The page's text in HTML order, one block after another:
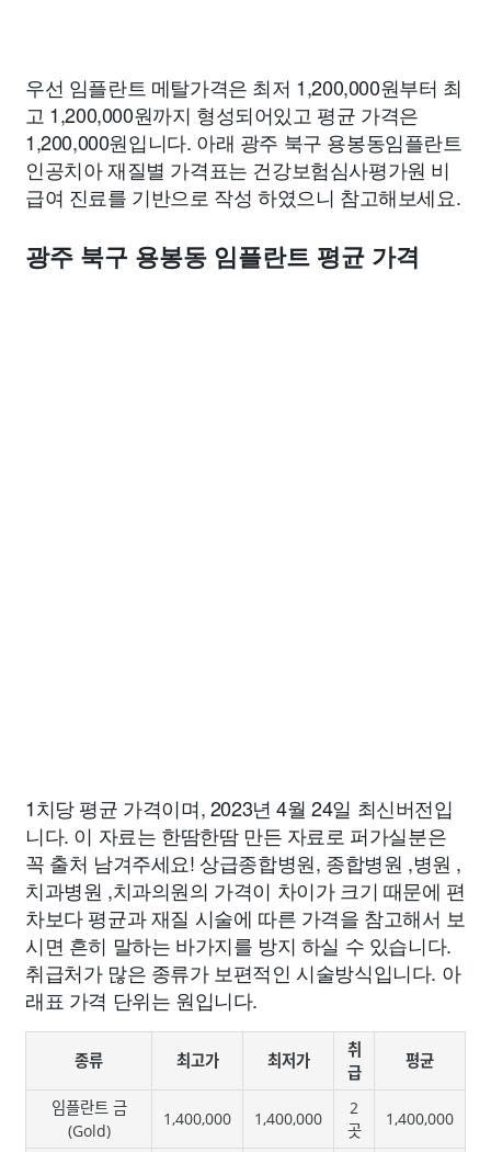
우선 임플란트 메탈가격은 최저 1,200,000원부터 최
고 1,200,000원까지 형성되어있고 평균 가격은
1,200,000원입니다. 아래 광주 북구 용봉동임플란트
인공치아 재질별 가격표는 건강보험심사평가원 비
급여 진료를 기반으로 작성 하였으니 참고해보세요.
광주 북구 용봉동 임플란트 평균 가격
1치당 평균 가격이며, 2023년 4월 24일 최신버전입
니다. 이 자료는 한땀한땀 만든 자료로 퍼가실분은
꼭 출처 남겨주세요! 상급종합병원, 종합병원 ,병원 ,
치과병원 ,치과의원의 가격이 차이가 크기 때문에 편
차보다 평균과 재질 시술에 따른 가격을 참고해서 보
시면 흔히 말하는 바가지를 방지 하실 수 있습니다.
취급처가 많은 종류가 보편적인 시술방식입니다. 아
래표 가격 단위는 원입니다.
종류 최고가 최저가
취
급
평균
임플란트 금
(Gold)
1,400,000 1,400,000
2
곳
1,400,000